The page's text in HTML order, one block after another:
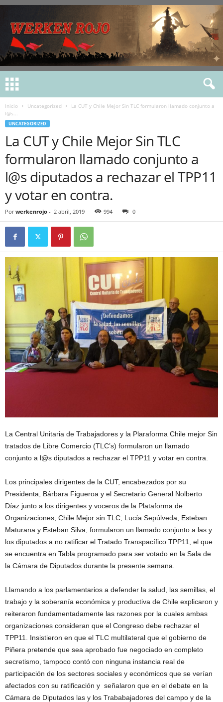
Inicio Uncategorized
La CUT y Chile Mejor Sin TLC formularon llamado conjunto a
l@s...
UNCATEGORIZED
La CUT y Chile Mejor Sin TLC
formularon llamado conjunto a
l@s diputados a rechazar el TPP11
y votar en contra.
Por werkenrojo - 2 abril, 2019 994 0
La Central Unitaria de Trabajadores y la Plaraforma Chile mejor Sin
tratados de Libre Comercio (TLC’s) formularon un llamado
conjunto a l@s diputados a rechazar el TPP11 y votar en contra.
Los principales dirigentes de la CUT, encabezados por su
Presidenta, Bárbara Figueroa y el Secretario General Nolberto
Díaz junto a los dirigentes y voceros de la Plataforma de
Organizaciones, Chile Mejor sin TLC, Lucía Sepúlveda, Esteban
Maturana y Esteban Silva, formularon un llamado conjunto a las y
los diputados a no ratificar el Tratado Transpacífico TPP11, el que
se encuentra en Tabla programado para ser votado en la Sala de
la Cámara de Diputados durante la presente semana.
Llamando a los parlamentarios a defender la salud, las semillas, el
trabajo y la soberanía económica y productiva de Chile explicaron y
reiteraron fundamentadamente las razones por la cuales ambas
organizaciones consideran que el Congreso debe rechazar el
TPP11. Insistieron en que el TLC multilateral que el gobierno de
Piñera pretende que sea aprobado fue negociado en completo
secretismo, tampoco contó con ninguna instancia real de
participación de los sectores sociales y económicos que se verían
afectados con su ratificación y señalaron que en el debate en la
Cámara de Diputados las y los Trababajadores del campo y de la